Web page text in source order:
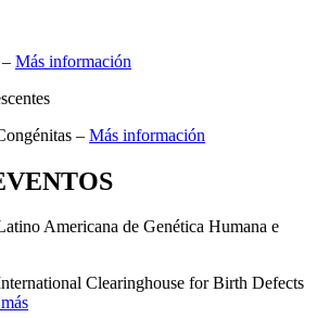
Más información
– Más información
Americana de Genética Humana e
Clearinghouse for Birth Defects